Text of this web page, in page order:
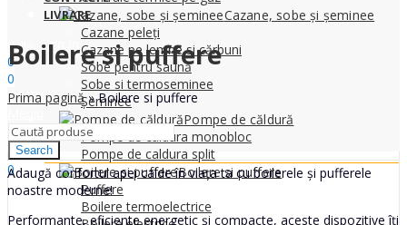
Cazane, sobe și șeminee
Cazane peleți
Cazane pe lemne si cărbuni
Sobe pentru saună
Sobe si termoseminee
Șeminee
Pompe de căldură
Pompe de caldura monobloc
Pompe de caldura split
Boilere si puffere
Puffere
Boilere termoelectrice
LIVRARE
Hello,
Sign In
0
0
0MDL
Search
0
0MDL
Boilere si puffere
Prima pagină»Boilere si puffere
Adaugă confortul apei calde în viața ta cu boilerele și pufferele
noastre moderne!
Performante, eficiente energetic și compacte, aceste dispozitive îți